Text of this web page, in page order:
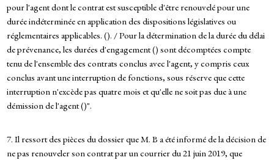
pour l'agent dont le contrat est susceptible d'être renouvelé pour une
durée indéterminée en application des dispositions législatives ou
réglementaires applicables. (). / Pour la détermination de la durée du délai
de prévenance, les durées d'engagement () sont décomptées compte
tenu de l'ensemble des contrats conclus avec l'agent, y compris ceux
conclus avant une interruption de fonctions, sous réserve que cette
interruption n'excède pas quatre mois et qu'elle ne soit pas due à une
démission de l'agent ()".
7. Il ressort des pièces du dossier que M. B a été informé de la décision de
ne pas renouveler son contrat par un courrier du 21 juin 2019, que